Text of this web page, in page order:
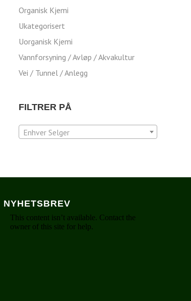
Organisk Kjemi
Ukategorisert
Uorganisk Kjemi
Vannforsyning / Avløp / Akvakultur
Vei / Tunnel / Anlegg
FILTRER PÅ
Enhver Selger
NYHETSBREV